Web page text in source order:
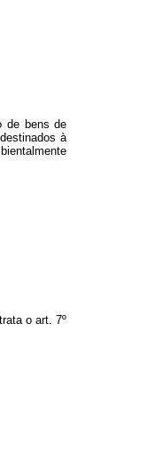
de bens de
à
o art. 7º